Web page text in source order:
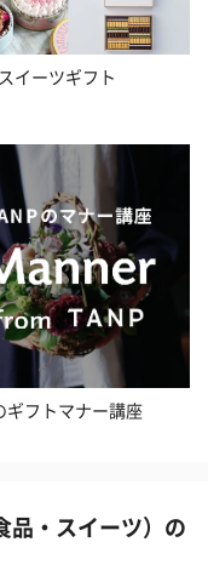
イーツギフト
ギフトマナー講座
品・スイーツ）の